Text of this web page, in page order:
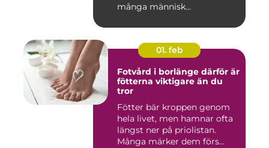
många människ...
01. feb
Fotvård i borlänge därför är
fötterna viktigare än du
tror
Fötter bär kroppen genom
hela livet, men hamnar ofta
längst ner på priolistan.
Många märker dem förs...